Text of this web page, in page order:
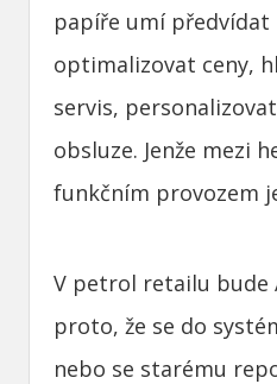
papíře umí
optimalizovat ceny,
servis,
obsluze. Jenže mezi
funkčním provozem
V petrol retailu bude
proto, že se do
nebo se starému